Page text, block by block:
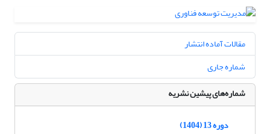
مقالات آماده انتشار
شماره جاری
شماره‌های پیشین نشریه
دوره 13 (1404)